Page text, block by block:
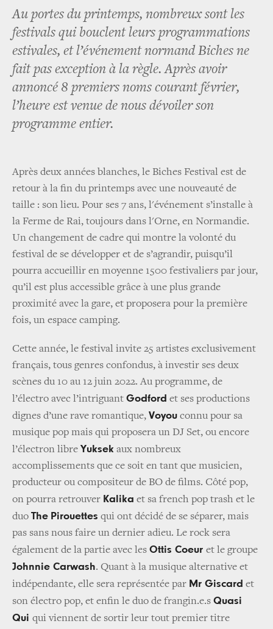
Au portes du printemps, nombreux sont les
festivals qui bouclent leurs programmations
estivales, et l’événement normand Biches ne
fait pas exception à la règle. Après avoir
annoncé 8 premiers noms courant février,
l’heure est venue de nous dévoiler son
programme entier.
Après deux années blanches, le Biches Festival est de
retour à la fin du printemps avec une nouveauté de
taille : son lieu. Pour ses 7 ans, l'événement s’installe à
la Ferme de Rai, toujours dans l'Orne, en Normandie.
Un changement de cadre qui montre la volonté du
festival de se développer et de s’agrandir, puisqu’il
pourra accueillir en moyenne 1500 festivaliers par jour,
qu’il est plus accessible grâce à une plus grande
proximité avec la gare, et proposera pour la première
fois, un espace camping.
Cette année, le festival invite 25 artistes exclusivement
français, tous genres confondus, à investir ses deux
scènes du 10 au 12 juin 2022. Au programme, de
l’électro avec l’intriguant Godford et ses productions
dignes d’une rave romantique, Voyou connu pour sa
musique pop mais qui proposera un DJ Set, ou encore
l’électron libre Yuksek aux nombreux
accomplissements que ce soit en tant que musicien,
producteur ou compositeur de BO de films. Côté pop,
on pourra retrouver Kalika et sa french pop trash et le
duo The Pirouettes qui ont décidé de se séparer, mais
pas sans nous faire un dernier adieu. Le rock sera
également de la partie avec les Ottis Coeur et le groupe
Johnnie Carwash. Quant à la musique alternative et
indépendante, elle sera représentée par Mr Giscard et
son électro pop, et enfin le duo de frangin.e.s Quasi
Qui qui viennent de sortir leur tout premier titre